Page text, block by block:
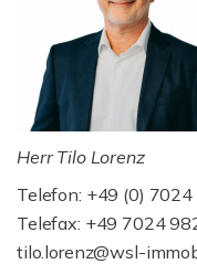
Herr Tilo Lorenz
Telefon: +49 (0)
Telefax: +49 7024
tilo.lorenz@wsl-